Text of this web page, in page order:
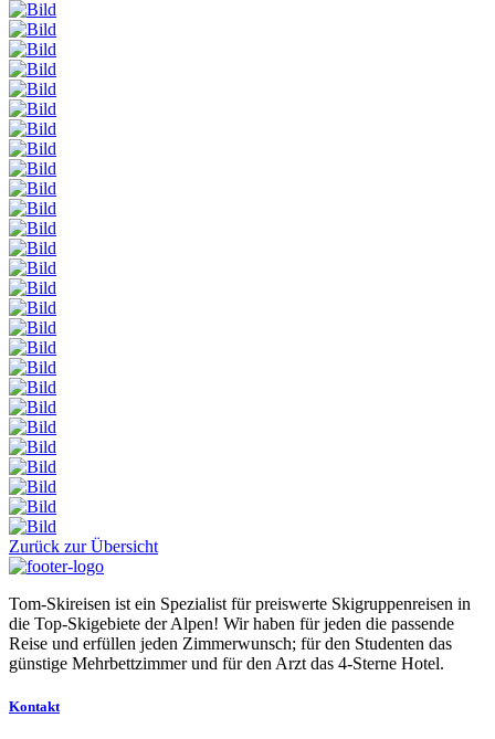
Zurück zur Übersicht
Tom-Skireisen ist ein Spezialist für preiswerte Skigruppenreisen in
die Top-Skigebiete der Alpen! Wir haben für jeden die passende
Reise und erfüllen jeden Zimmerwunsch; für den Studenten das
günstige Mehrbettzimmer und für den Arzt das 4-Sterne Hotel.
Kontakt